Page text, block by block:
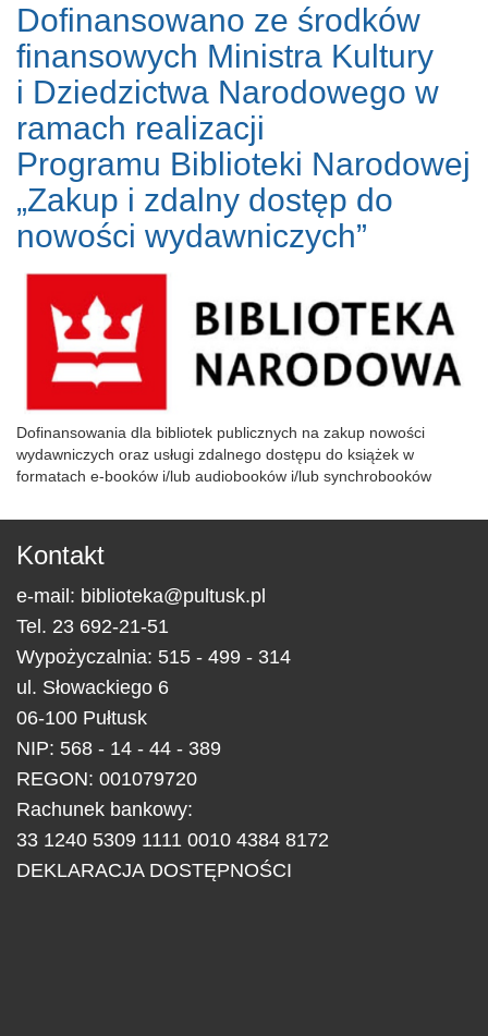
Dofinansowano ze środków
finansowych Ministra Kultury
i Dziedzictwa Narodowego w
ramach realizacji
Programu Biblioteki Narodowej
„Zakup i zdalny dostęp do
nowości wydawniczych”
Dofinansowania dla bibliotek publicznych na zakup nowości
wydawniczych oraz usługi zdalnego dostępu do książek w
formatach e-booków i/lub audiobooków i/lub synchrobooków
Kontakt
e-mail: biblioteka@pultusk.pl
Tel. 23 692-21-51
Wypożyczalnia: 515 - 499 - 314
ul. Słowackiego 6
06-100 Pułtusk
NIP: 568 - 14 - 44 - 389
REGON: 001079720
Rachunek bankowy:
33 1240 5309 1111 0010 4384 8172
DEKLARACJA DOSTĘPNOŚCI